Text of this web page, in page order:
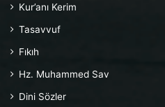
Kur’anı Kerim
Tasavvuf
Fıkıh
Hz. Muhammed Sav
Dini Sözler